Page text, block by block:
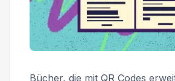
Bücher, die mit QR Codes